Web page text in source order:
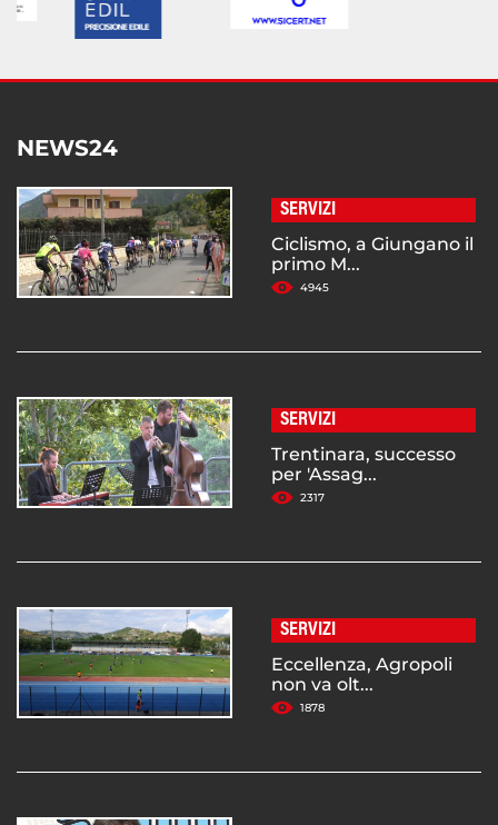
NEWS24
SERVIZI
Ciclismo, a Giungano il
primo M...
4945
SERVIZI
Trentinara, successo
per 'Assag...
2317
SERVIZI
Eccellenza, Agropoli
non va olt...
1878